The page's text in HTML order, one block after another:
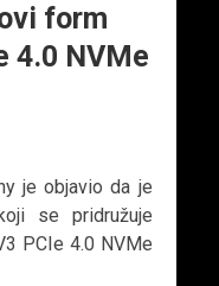
form
4.0 NVMe
je objavio da je
se pridružuje
PCIe 4.0 NVMe